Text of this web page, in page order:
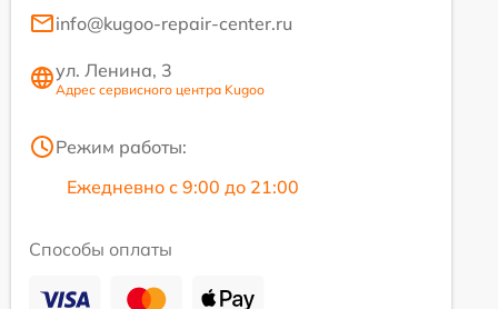
info@kugoo-repair-center.ru
ул. Ленина, 3
Адрес сервисного центра Kugoo
Режим работы:
Ежедневно с 9:00 до 21:00
Способы оплаты